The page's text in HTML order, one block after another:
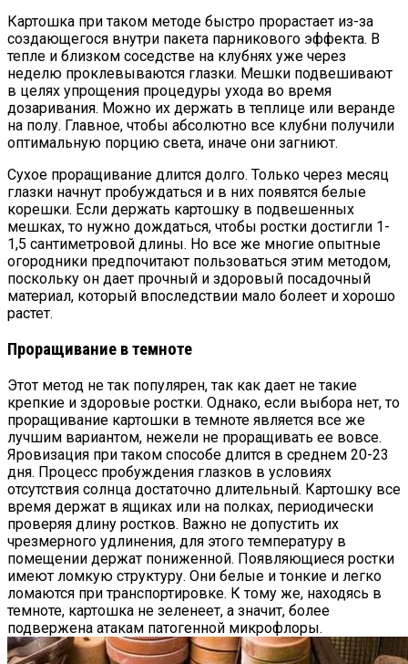
Картошка при таком методе быстро прорастает из-за
создающегося внутри пакета парникового эффекта. В
тепле и близком соседстве на клубнях уже через
неделю проклевываются глазки. Мешки подвешивают
в целях упрощения процедуры ухода во время
дозаривания. Можно их держать в теплице или веранде
на полу. Главное, чтобы абсолютно все клубни получили
оптимальную порцию света, иначе они загниют.
Сухое проращивание длится долго. Только через месяц
глазки начнут пробуждаться и в них появятся белые
корешки. Если держать картошку в подвешенных
мешках, то нужно дождаться, чтобы ростки достигли 1-
1,5 сантиметровой длины. Но все же многие опытные
огородники предпочитают пользоваться этим методом,
поскольку он дает прочный и здоровый посадочный
материал, который впоследствии мало болеет и хорошо
растет.
Проращивание в темноте
Этот метод не так популярен, так как дает не такие
крепкие и здоровые ростки. Однако, если выбора нет, то
проращивание картошки в темноте является все же
лучшим вариантом, нежели не проращивать ее вовсе.
Яровизация при таком способе длится в среднем 20-23
дня. Процесс пробуждения глазков в условиях
отсутствия солнца достаточно длительный. Картошку все
время держат в ящиках или на полках, периодически
проверяя длину ростков. Важно не допустить их
чрезмерного удлинения, для этого температуру в
помещении держат пониженной. Появляющиеся ростки
имеют ломкую структуру. Они белые и тонкие и легко
ломаются при транспортировке. К тому же, находясь в
темноте, картошка не зеленеет, а значит, более
подвержена атакам патогенной микрофлоры.